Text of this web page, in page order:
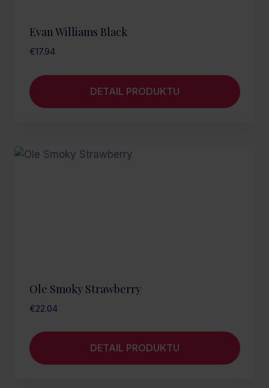
Evan Williams Black
€17.94
DETAIL PRODUKTU
Ole Smoky Strawberry
€22.04
DETAIL PRODUKTU